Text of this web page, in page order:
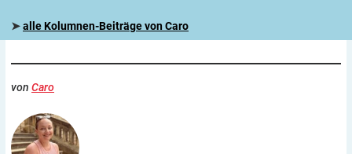
➤alle Kolumnen-Beiträge von Caro
von Caro